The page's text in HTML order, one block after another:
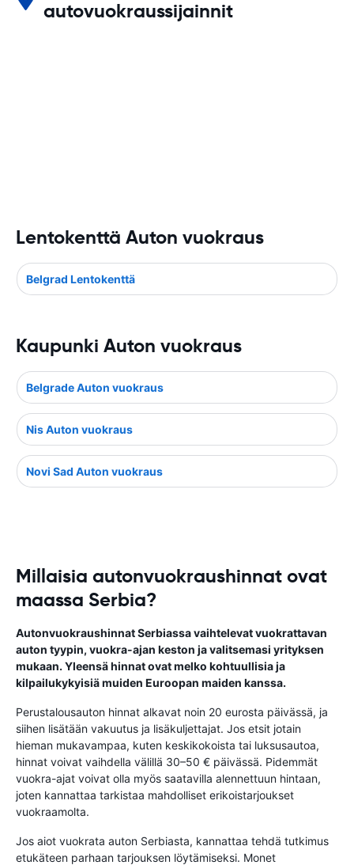
autovuokraussijainnit
Lentokenttä Auton vuokraus
Belgrad Lentokenttä
Kaupunki Auton vuokraus
Belgrade Auton vuokraus
Nis Auton vuokraus
Novi Sad Auton vuokraus
Millaisia autonvuokraushinnat ovat
maassa Serbia?
Autonvuokraushinnat Serbiassa vaihtelevat vuokrattavan
auton tyypin, vuokra-ajan keston ja valitsemasi yrityksen
mukaan. Yleensä hinnat ovat melko kohtuullisia ja
kilpailukykyisiä muiden Euroopan maiden kanssa.
Perustalousauton hinnat alkavat noin 20 eurosta päivässä, ja
siihen lisätään vakuutus ja lisäkuljettajat. Jos etsit jotain
hieman mukavampaa, kuten keskikokoista tai luksusautoa,
hinnat voivat vaihdella välillä 30–50 € päivässä. Pidemmät
vuokra-ajat voivat olla myös saatavilla alennettuun hintaan,
joten kannattaa tarkistaa mahdolliset erikoistarjoukset
vuokraamolta.
Jos aiot vuokrata auton Serbiasta, kannattaa tehdä tutkimus
etukäteen parhaan tarjouksen löytämiseksi. Monet